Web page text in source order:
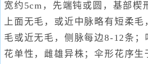
宽约5cm，先端钝或圆，基部楔
上面无毛，或近中脉略有短柔毛
毛或近无毛，侧脉每边8-12条；
花单性，雌雄异株；伞形花序生